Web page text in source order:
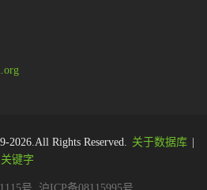
Rights Reserved. 关于数据库
键字